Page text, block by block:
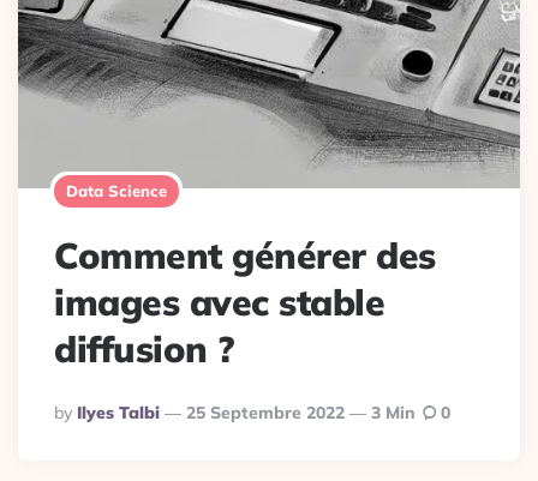
Data Science
Comment générer des
images avec stable
diffusion ?
Posted
By
By Ilyes Talbi 25 Septembre 2022 3 Min 0